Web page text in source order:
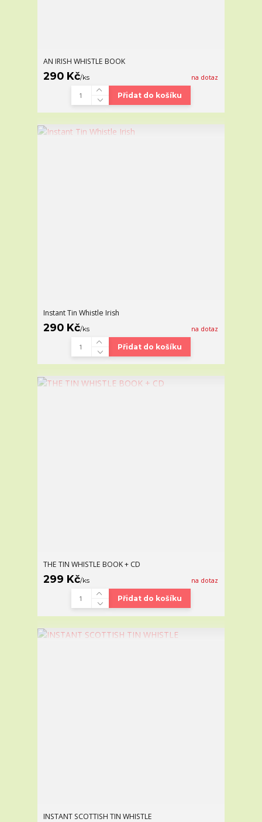
AN IRISH WHISTLE BOOK
290 Kč/ks na dotaz
Přidat do košíku
Instant Tin Whistle Irish
290 Kč/ks na dotaz
Přidat do košíku
THE TIN WHISTLE BOOK + CD
299 Kč/ks na dotaz
Přidat do košíku
INSTANT SCOTTISH TIN WHISTLE